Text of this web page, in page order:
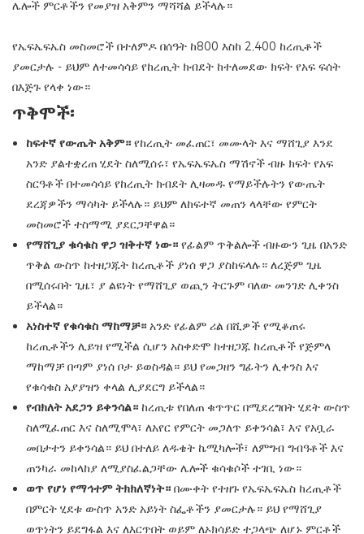
ሌሎች ምርቶችን የመያዝ አቅምን ማሻሻል ይችላሉ።
የኤፍኤፍኤስ መስመሮች በተለምዶ በሰዓት ከ800 እስከ 2,400 ከረጢቶች
ያመርታሉ - ይህም ለተመሳሳይ የከረጢት ክብደት ከተለመደው ክፍት የአፍ ፍሰት
በእጅጉ የላቀ ነው።
ጥቅሞች፡
ከፍተኛ የውጤት አቅም።የከረጢት መፈጠር፣ መሙላት እና ማሸጊያ እንደ
አንድ ያልተቋረጠ ሂደት ስለሚሰሩ፣ የኤፍኤፍኤስ ማሽኖች ብዙ ክፍት የአፍ
ስርዓቶች በተመሳሳይ የከረጢት ክብደት ሊዛመዱ የማይችሉትን የውጤት
ደረጃዎችን ማሳካት ይችላሉ። ይህም ለከፍተኛ መጠን ላላቸው የምርት
መስመሮች ተስማሚ ያደርጋቸዋል።
የማሸጊያ ቁሳቁስ ዋጋ ዝቅተኛ ነው።የፊልም ጥቅልሎች ብዙውን ጊዜ በአንድ
ጥቅል ውስጥ ከተዘጋጁት ከረጢቶች ያነሰ ዋጋ ያስከፍላሉ። ለረጅም ጊዜ
በሚሰሩበት ጊዜ፣ ያ ልዩነት የማሸጊያ ወጪን ትርጉም ባለው መንገድ ሊቀንስ
ይችላል።
አነስተኛ የቁሳቁስ ማከማቻ።አንድ የፊልም ሪል በሺዎች የሚቆጠሩ
ከረጢቶችን ሊይዝ የሚችል ሲሆን አስቀድሞ ከተዘጋጁ ከረጢቶች የጅምላ
ማከማቻ በጣም ያነሰ ቦታ ይወስዳል። ይህ የመጋዘን ግፊትን ሊቀንስ እና
የቁሳቁስ አያያዝን ቀላል ሊያደርግ ይችላል።
የብክለት አደጋን ይቀንሳል።ከረጢቱ የበለጠ ቁጥጥር በሚደረግበት ሂደት ውስጥ
ስለሚፈጠር እና ስለሚሞላ፣ ለአየር የምርት መጋለጥ ይቀንሳል፣ እና የአቧራ
መበታተን ይቀንሳል። ይህ በተለይ ለዱቄት ኬሚካሎች፣ ለምግብ ግብዓቶች እና
ጠንካራ መከላከያ ለሚያስፈልጋቸው ሌሎች ቁሳቁሶች ተገቢ ነው።
ወጥ የሆነ የማኅተም ትክክለኛነት።በሙቀት የተዘጉ የኤፍኤፍኤስ ከረጢቶች
በምርት ሂደቱ ውስጥ አንድ አይነት ስፌቶችን ያመርታሉ። ይህ የማሸጊያ
ወጥነትን ይደግፋል እና ለእርጥበት ወይም ለኦክሳይድ ተጋላጭ ለሆኑ ምርቶች